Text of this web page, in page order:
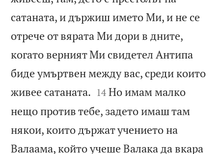
сатаната, и държиш името Ми, и не се
отрече от вярата Ми дори в дните,
когато верният Ми свидетел Антипа
биде умъртвен между вас, среди които
живее сатаната. 

14 Но имам малко
нещо против тебе, задето имаш там
някои, които държат учението на
Валаама, който учеше Валака да вкара